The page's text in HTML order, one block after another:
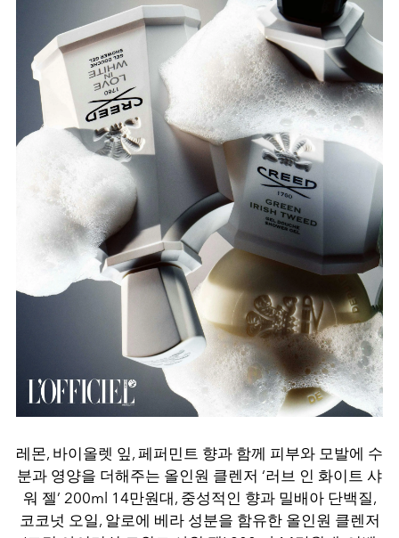
레몬, 바이올렛 잎, 페퍼민트 향과 함께 피부와 모발에 수
분과 영양을 더해주는 올인원 클렌저 ‘러브 인 화이트 샤
워 젤’ 200ml 14만원대, 중성적인 향과 밀배아 단백질,
코코넛 오일, 알로에 베라 성분을 함유한 올인원 클렌저